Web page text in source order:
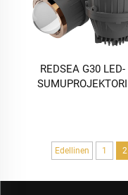
REDSEA G30 LED-
SUMUPROJEKTORI
Edellinen 1 2